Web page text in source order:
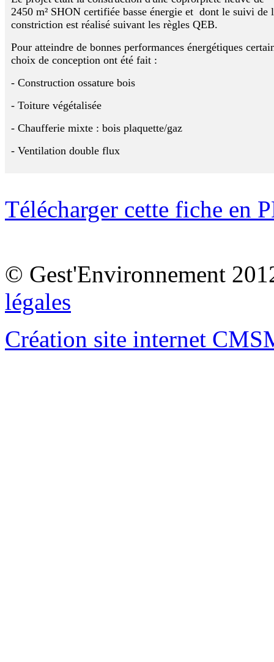
2450 m² SHON certifiée basse énergie et dont le suivi de
constriction est réalisé suivant les règles QEB.
Pour atteindre de bonnes performances énergétiques
choix de conception ont été fait :
- Construction ossature bois
- Toiture végétalisée
- Chaufferie mixte : bois plaquette/gaz
- Ventilation double flux
Télécharger cette fiche en
© Gest'Environnement
légales
Création site internet